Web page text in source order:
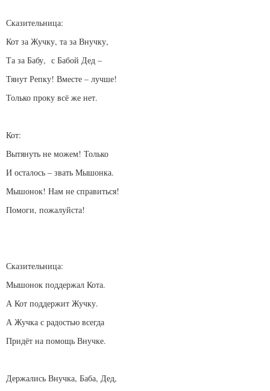
Сказительница:
Кот за Жучку, та за Внучку,
Та за Бабу, с Бабой Дед –
Тянут Репку! Вместе – лучше!
Только проку всё же нет.
Кот:
Вытянуть не можем! Только
И осталось – звать Мышонка.
Мышонок! Нам не справиться!
Помоги, пожалуйста!
Сказительница:
Мышонок поддержал Кота.
А Кот поддержит Жучку.
А Жучка с радостью всегда
Придёт на помощь Внучке.
Держались Внучка, Баба, Дед,